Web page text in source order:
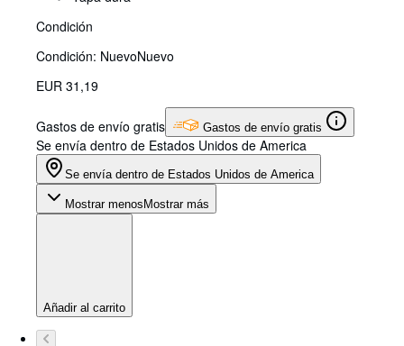
Condición
Condición: NuevoNuevo
EUR 31,19
Gastos de envío gratis Gastos de envío gratis
Se envía dentro de Estados Unidos de America
Se envía dentro de Estados Unidos de America
Mostrar menos Mostrar más
Añadir al carrito